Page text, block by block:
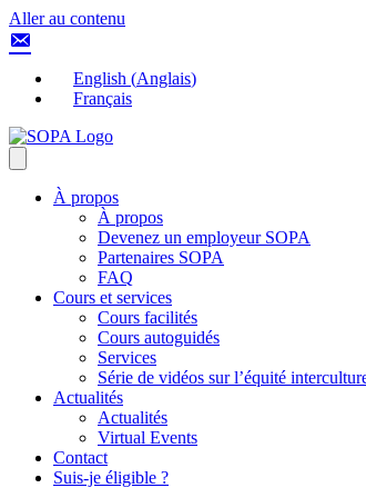
Aller au contenu
English (Anglais)
Français
À propos
À propos
Devenez un employeur SOPA
Partenaires SOPA
FAQ
Cours et services
Cours facilités
Cours autoguidés
Services
Série de vidéos sur l’équité
Actualités
Actualités
Virtual Events
Contact
Suis-je éligible ?